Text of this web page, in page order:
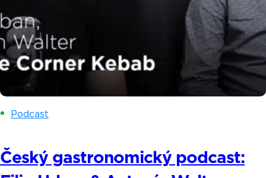
Podcast
Český gastronomický podcast: